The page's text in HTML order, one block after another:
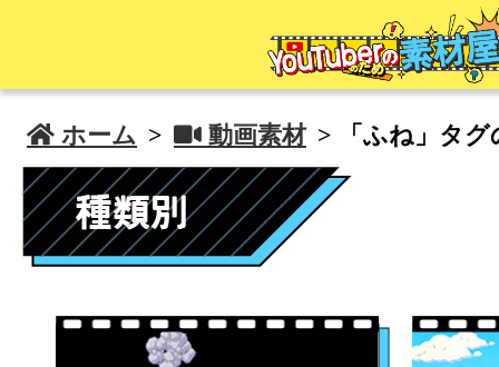
 ホーム >  動画素材 > 「ふね」タグ